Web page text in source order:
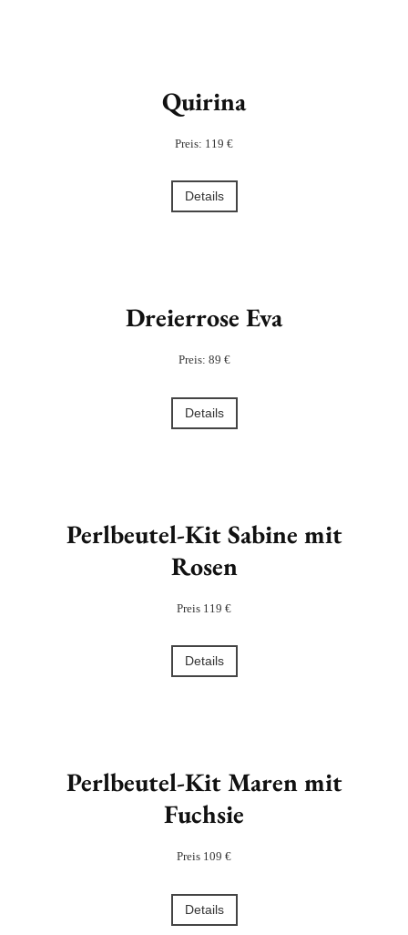
Quirina
Preis: 119 €
Details
Dreierrose Eva
Preis: 89 €
Details
Perlbeutel-Kit Sabine mit
Rosen
Preis 119 €
Details
Perlbeutel-Kit Maren mit
Fuchsie
Preis 109 €
Details